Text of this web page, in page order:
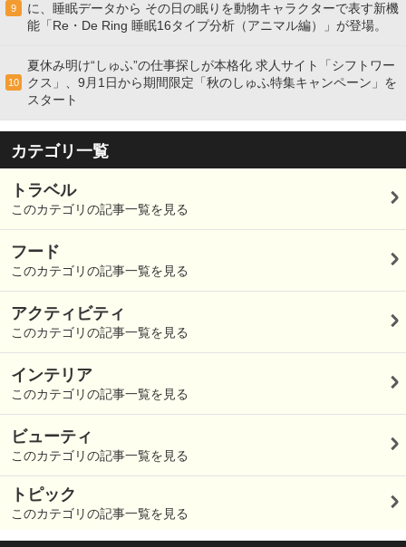
9
に、睡眠データから その日の眠りを動物キャラクターで表す新機
能「Re・De Ring 睡眠16タイプ分析（アニマル編）」が登場。
10
夏休み明け“しゅふ”の仕事探しが本格化 求人サイト「シフトワー
クス」、9月1日から期間限定「秋のしゅふ特集キャンペーン」を
スタート
カテゴリ一覧
トラベル
このカテゴリの記事一覧を見る
フード
このカテゴリの記事一覧を見る
アクティビティ
このカテゴリの記事一覧を見る
インテリア
このカテゴリの記事一覧を見る
ビューティ
このカテゴリの記事一覧を見る
トピック
このカテゴリの記事一覧を見る